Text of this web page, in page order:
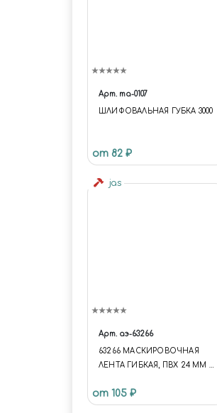
Арт. ma-0107
ШЛИФОВАЛЬНАЯ ГУБКА 3000
от 82 ₽
jas
Арт. аэ-63266
63266 МАСКИРОВОЧНАЯ
ЛЕНТА ГИБКАЯ, ПВХ 24 ММ Х
от 105 ₽